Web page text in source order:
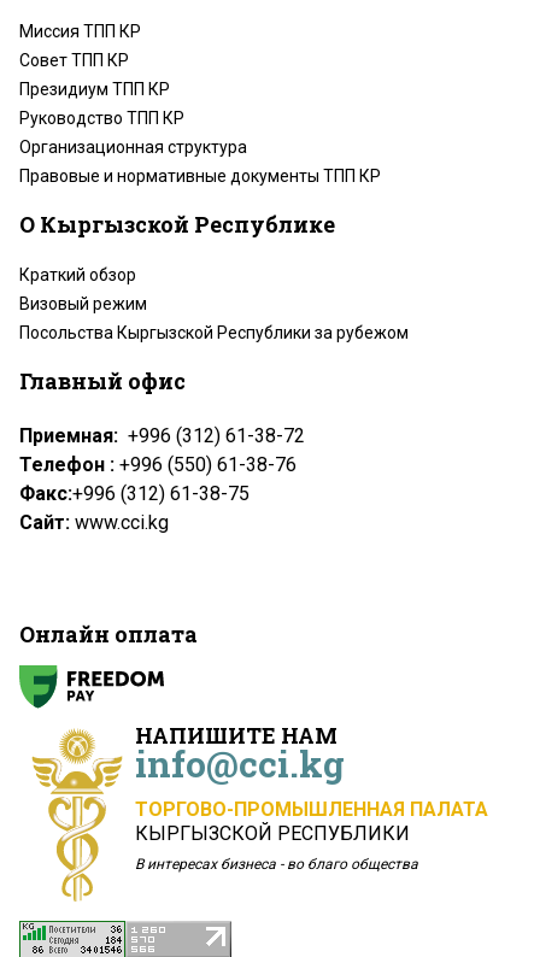
НАПИШИТЕ НАМ
info@cci.kg
ТОРГОВО-ПРОМЫШЛЕННАЯ ПАЛАТА
КЫРГЫЗСКОЙ РЕСПУБЛИКИ
В интересах бизнеса - во благо общества
Миссия ТПП КР
Совет ТПП КР
Президиум ТПП КР
Руководство ТПП КР
Организационная структура
Правовые и нормативные документы ТПП КР
О Кыргызской Республике
Краткий обзор
Визовый режим
Посольства Кыргызской Республики за рубежом
Главный офис
Приемная: +996 (312) 61-38-72
Телефон : +996 (550) 61-38-76
Факс:+996 (312) 61-38-75
Сайт: www.cci.kg
Онлайн оплата